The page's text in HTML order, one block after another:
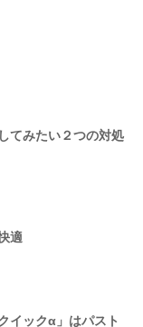
てみたい２つの対処
適
イックα」はパスト